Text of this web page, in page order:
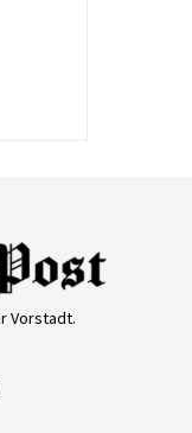
Vorstadt.